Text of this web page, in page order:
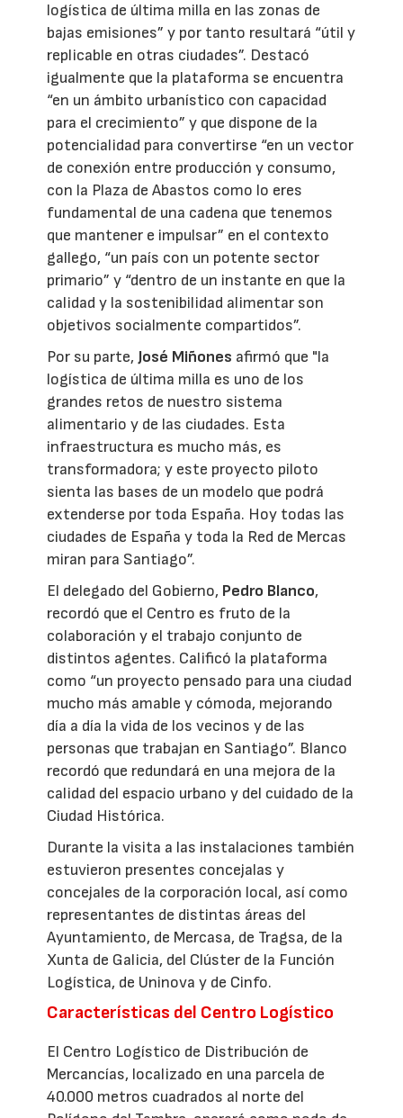
logística de última milla en las zonas de
bajas emisiones” y por tanto resultará “útil y
replicable en otras ciudades”. Destacó
igualmente que la plataforma se encuentra
“en un ámbito urbanístico con capacidad
para el crecimiento” y que dispone de la
potencialidad para convertirse “en un vector
de conexión entre producción y consumo,
con la Plaza de Abastos como lo eres
fundamental de una cadena que tenemos
que mantener e impulsar” en el contexto
gallego, “un país con un potente sector
primario” y “dentro de un instante en que la
calidad y la sostenibilidad alimentar son
objetivos socialmente compartidos”.
Por su parte, José Miñones afirmó que "la
logística de última milla es uno de los
grandes retos de nuestro sistema
alimentario y de las ciudades. Esta
infraestructura es mucho más, es
transformadora; y este proyecto piloto
sienta las bases de un modelo que podrá
extenderse por toda España. Hoy todas las
ciudades de España y toda la Red de Mercas
miran para Santiago”.
El delegado del Gobierno, Pedro Blanco,
recordó que el Centro es fruto de la
colaboración y el trabajo conjunto de
distintos agentes. Calificó la plataforma
como “un proyecto pensado para una ciudad
mucho más amable y cómoda, mejorando
día a día la vida de los vecinos y de las
personas que trabajan en Santiago”. Blanco
recordó que redundará en una mejora de la
calidad del espacio urbano y del cuidado de la
Ciudad Histórica.
Durante la visita a las instalaciones también
estuvieron presentes concejalas y
concejales de la corporación local, así como
representantes de distintas áreas del
Ayuntamiento, de Mercasa, de Tragsa, de la
Xunta de Galicia, del Clúster de la Función
Logística, de Uninova y de Cinfo.
Características del Centro Logístico
El Centro Logístico de Distribución de
Mercancías, localizado en una parcela de
40.000 metros cuadrados al norte del